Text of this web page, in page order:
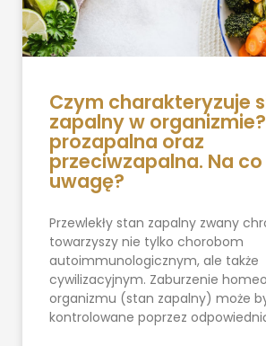
Czym charakteryzuje
zapalny w
prozapalna oraz
przeciwzapalna. Na
uwagę?
Przewlekły stan zapalny zwany
towarzyszy nie tylko chorobom
autoimmunologicznym, ale także
cywilizacyjnym. Zaburzenie
organizmu (stan zapalny) może
kontrolowane poprzez